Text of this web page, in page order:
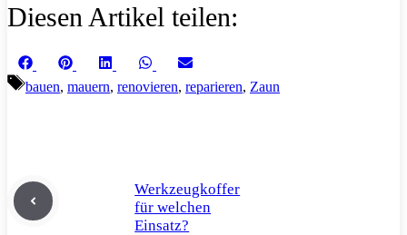
Diesen Artikel teilen:
Share
FacebookShare
Pinterest Share
LinkedInShare
WhatsApp
Share
Schlagwörter
bauen, mauern, renovieren, reparieren, Zaun
Werkzeugkoffer
für welchen
Einsatz?